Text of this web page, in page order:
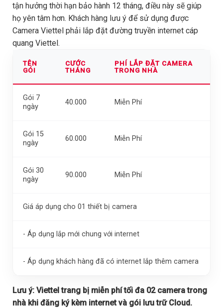
tận hưởng thời hạn bảo hành 12 tháng, điều này sẽ giúp
họ yên tâm hơn. Khách hàng lưu ý để sử dụng được
Camera Viettel phải lắp đặt đường truyền internet cáp
quang Viettel.
TÊN
GÓI
CƯỚC
THÁNG
PHÍ LẮP ĐẶT CAMERA
TRONG NHÀ
Gói 7
ngày
40.000 Miễn Phí
Gói 15
ngày
60.000 Miễn Phí
Gói 30
ngày
90.000 Miễn Phí
Giá áp dụng cho 01 thiết bị camera
- Áp dụng lắp mới chung với internet
- Áp dụng khách hàng đã có internet lắp thêm camera
Lưu ý: Viettel trang bị miễn phí tối đa 02 camera trong
nhà khi đăng ký kèm internet và gói lưu trữ Cloud.